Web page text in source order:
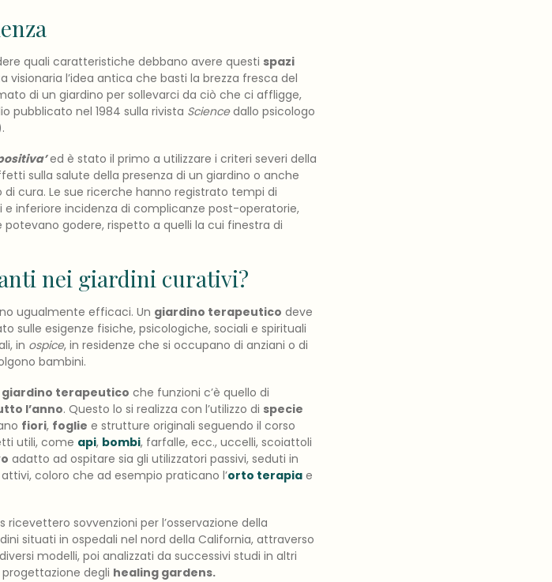
quali caratteristiche debbano avere questi spazi
visionaria l’idea antica che basti la brezza fresca del
di un giardino per sollevarci da ciò che ci affligge,
pubblicato nel 1984 sulla rivista Sciencedallo psicologo
ed è stato il primo a utilizzare i criteri severi della
sulla salute della presenza di un giardino o anche
cura. Le sue ricerche hanno registrato tempi di
inferiore incidenza di complicanze post-operatorie,
godere, rispetto a quelli la cui finestra di
nei giardini curativi?
ugualmente efficaci. Un giardino terapeutico deve
sulle esigenze fisiche, psicologiche, sociali e spirituali
in ospice, in residenze che si occupano di anziani o di
bambini.
terapeutico che funzioni c’è quello di
l’anno. Questo lo si realizza con l’utilizzo di specie
fiori, foglie e strutture originali seguendo il corso
utili, come api, bombi, farfalle, ecc., uccelli, scoiattoli
adatto ad ospitare sia gli utilizzatori passivi, seduti in
coloro che ad esempio praticano l’orto terapia e
ricevettero sovvenzioni per l’osservazione della
situati in ospedali nel nord della California, attraverso
modelli, poi analizzati da successivi studi in altri
degli healing gardens.